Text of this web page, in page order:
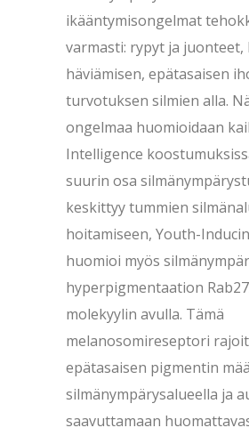
ikääntymisongelmat
varmasti: rypyt ja juonteet,
häviämisen, epätasaisen
turvotuksen silmien alla.
ongelmaa huomioidaan
Intelligence
suurin osa
keskittyy tummien
hoitamiseen, Youth-
huomioi myös
hyperpigmentaation
molekyylin avulla. Tämä
melanosomireseptori
epätasaisen pigmentin
silmänympärysalueella ja
saavuttamaan